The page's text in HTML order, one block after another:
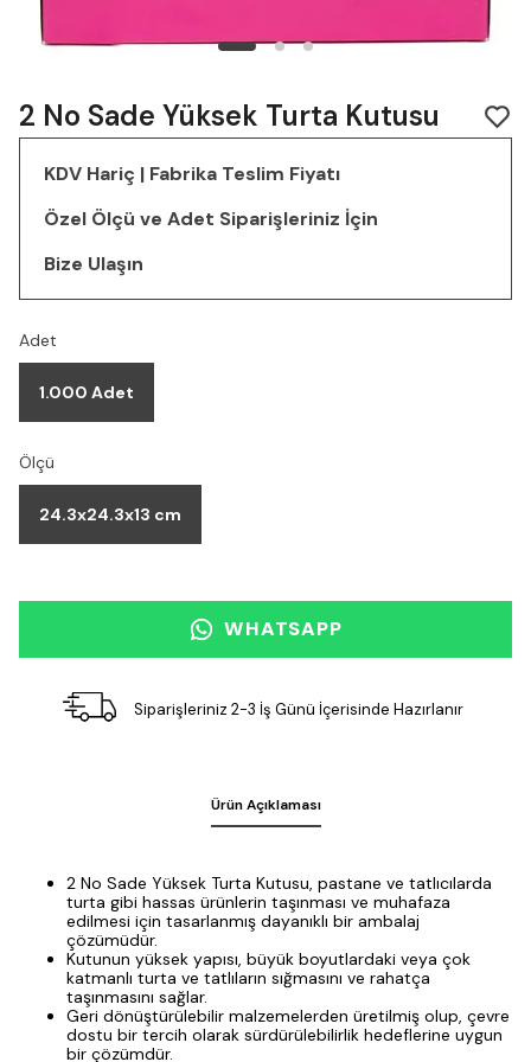
2 No Sade Yüksek Turta Kutusu
KDV Hariç | Fabrika Teslim Fiyatı
Özel Ölçü ve Adet Siparişleriniz İçin
Bize Ulaşın
Adet
1.000 Adet
Ölçü
24.3x24.3x13 cm
WHATSAPP
Siparişleriniz 2-3 İş Günü İçerisinde Hazırlanır
Ürün Açıklaması
2 No Sade Yüksek Turta Kutusu, pastane ve tatlıcılarda
turta gibi hassas ürünlerin taşınması ve muhafaza
edilmesi için tasarlanmış dayanıklı bir ambalaj
çözümüdür.
Kutunun yüksek yapısı, büyük boyutlardaki veya çok
katmanlı turta ve tatlıların sığmasını ve rahatça
taşınmasını sağlar.
Geri dönüştürülebilir malzemelerden üretilmiş olup, çevre
dostu bir tercih olarak sürdürülebilirlik hedeflerine uygun
bir çözümdür.